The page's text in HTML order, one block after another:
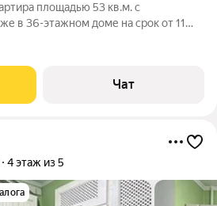
площадью 53 кв.м. с
в 36-этажном доме на срок от 11
Кондиционер Микроволновка Пылесос
Чат
4 этаж из 5